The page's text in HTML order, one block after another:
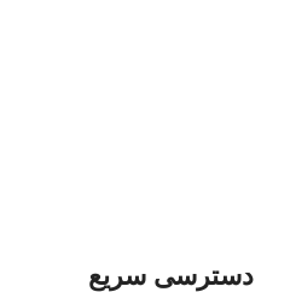
دسترسی سریع